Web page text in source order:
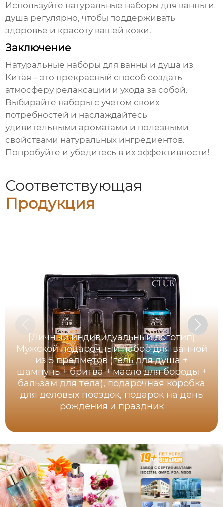
Используйте натуральные наборы для ванны и
душа регулярно, чтобы поддерживать
здоровье и красоту вашей кожи.
Заключение
Натуральные наборы для ванны и душа из
Китая – это прекрасный способ создать
атмосферу релаксации и ухода за собой.
Выбирайте наборы с учетом своих
потребностей и наслаждайтесь
удивительными ароматами и полезными
свойствами натуральных ингредиентов.
Попробуйте и убедитесь в их эффективности!
Соответствующая
Продукция
[Личный индивидуальный логотип]
Мужской подарочный набор для ванной
из 5 предметов (гель для душа +
шампунь + бритва + масло для бороды +
бальзам для тела), подарочная коробка
для деловых поездок, подарок на день
рождения и праздник